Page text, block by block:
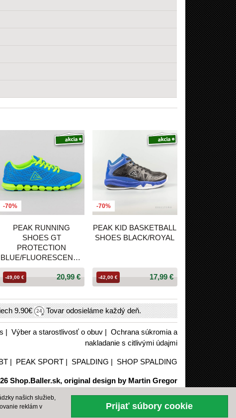
-70%
PEAK RUNNING
SHOES GT
PROTECTION
BLUE/FLUORESCENSE
YELLOW
20,99 €
-49,00 €
-70%
PEAK KID BASKETBALL
SHOES BLACK/ROYAL
17,99 €
-42,00 €
9.90€ Tovar odosieláme každý deň.
| Výber a starostlivosť o obuv| Ochrana súkromia a
nakladanie s citlivými údajmi
| PEAK SPORT| SPALDING | SHOP SPALDING
Shop.Baller.sk, original design by Martin Gregor
našich služieb,
reklám v
Prijať súbory cookie